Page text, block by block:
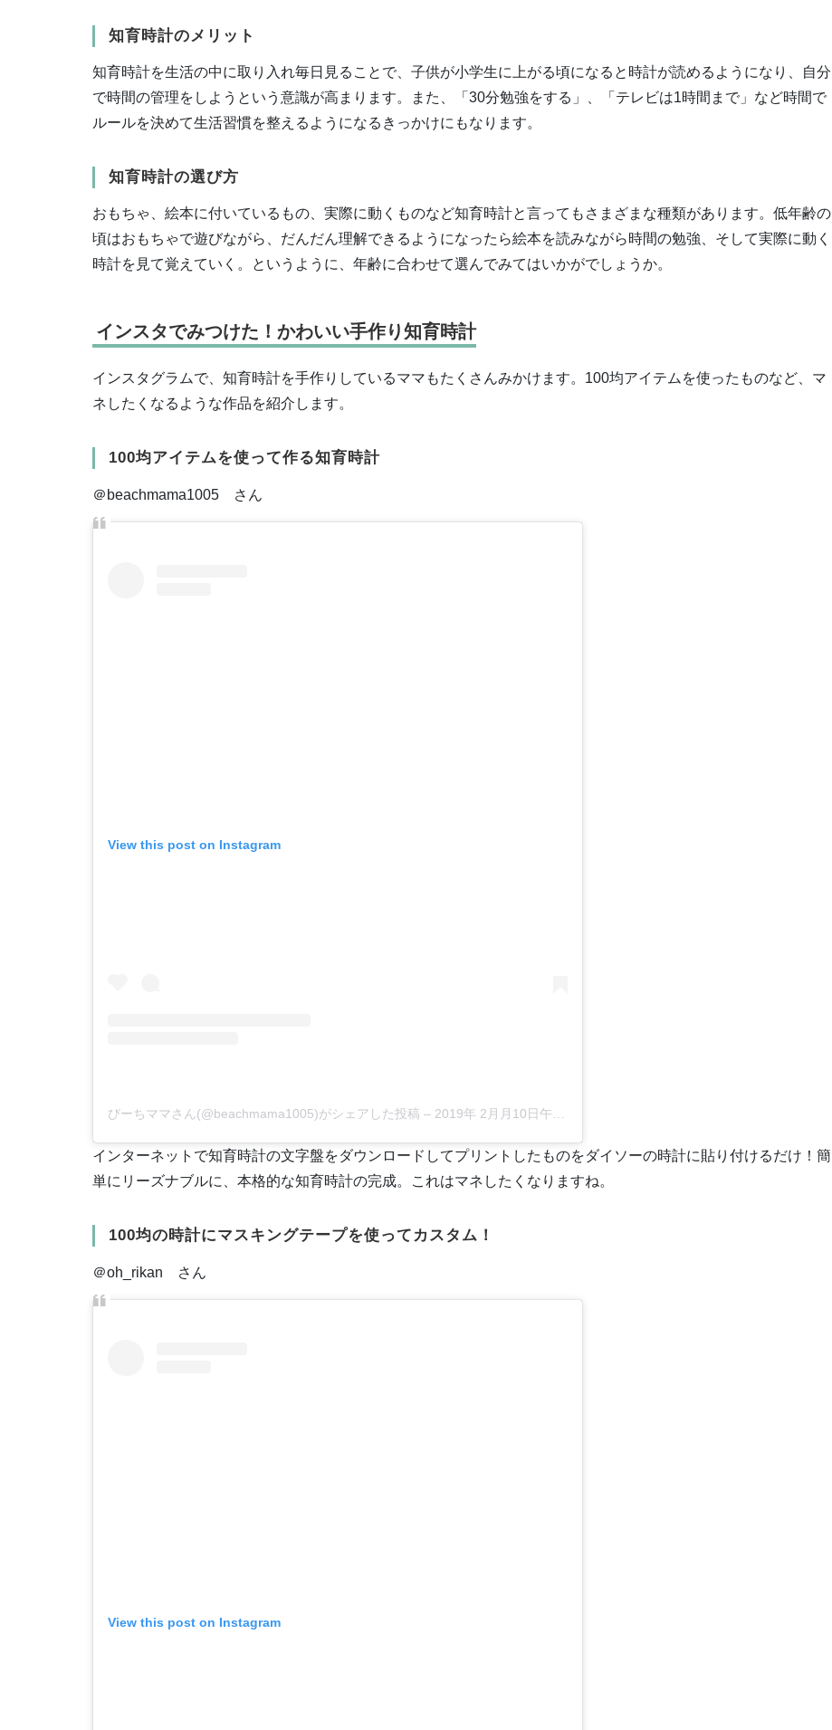
知育時計のメリット
知育時計を生活の中に取り入れ毎日見ることで、子供が小学生に上がる頃になると時計が読めるようになり、自分
で時間の管理をしようという意識が高まります。また、「30分勉強をする」、「テレビは1時間まで」など時間で
ルールを決めて生活習慣を整えるようになるきっかけにもなります。
知育時計の選び方
おもちゃ、絵本に付いているもの、実際に動くものなど知育時計と言ってもさまざまな種類があります。低年齢の
頃はおもちゃで遊びながら、だんだん理解できるようになったら絵本を読みながら時間の勉強、そして実際に動く
時計を見て覚えていく。というように、年齢に合わせて選んでみてはいかがでしょうか。
インスタでみつけた！かわいい手作り知育時計
インスタグラムで、知育時計を手作りしているママもたくさんみかけます。100均アイテムを使ったものなど、マ
ネしたくなるような作品を紹介します。
100均アイテムを使って作る知育時計
＠beachmama1005 さん
View this post on Instagram
びーちママさん(@beachmama1005)がシェアした投稿 – 2019年 2月月10日午後5時36分PST
インターネットで知育時計の文字盤をダウンロードしてプリントしたものをダイソーの時計に貼り付けるだけ！簡
単にリーズナブルに、本格的な知育時計の完成。これはマネしたくなりますね。
100均の時計にマスキングテープを使ってカスタム！
＠oh_rikan さん
View this post on Instagram